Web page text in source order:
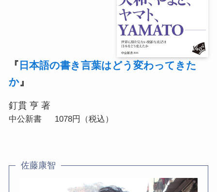
『 日本語の書き言葉はどう変わってきた
か』
釘貫 亨 著
中公新書 1078円（税込）
佐藤康智